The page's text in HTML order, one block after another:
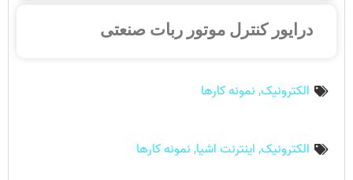
درایور کنترل موتور ربات صنعتی
الکترونیک,نمونه کارها
الکترونیک,اینترنت اشیا,نمونه کارها